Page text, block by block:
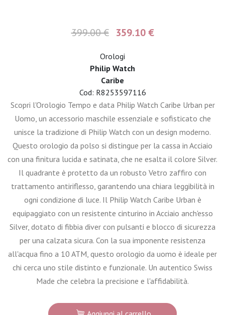
399.00 € 359.10 €
Orologi
Philip Watch
Caribe
Cod: R8253597116
Scopri l'Orologio Tempo e data Philip Watch Caribe Urban per
Uomo, un accessorio maschile essenziale e sofisticato che
unisce la tradizione di Philip Watch con un design moderno.
Questo orologio da polso si distingue per la cassa in Acciaio
con una finitura lucida e satinata, che ne esalta il colore Silver.
Il quadrante è protetto da un robusto Vetro zaffiro con
trattamento antiriflesso, garantendo una chiara leggibilità in
ogni condizione di luce. Il Philip Watch Caribe Urban è
equipaggiato con un resistente cinturino in Acciaio anch'esso
Silver, dotato di fibbia diver con pulsanti e blocco di sicurezza
per una calzata sicura. Con la sua imponente resistenza
all'acqua fino a 10 ATM, questo orologio da uomo è ideale per
chi cerca uno stile distinto e funzionale. Un autentico Swiss
Made che celebra la precisione e l'affidabilità.